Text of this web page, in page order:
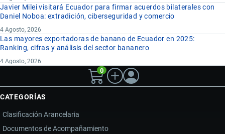
Javier Milei visitará Ecuador para firmar acuerdos bilaterales con
Daniel Noboa: extradición, ciberseguridad y comercio
4 Agosto, 2026
Las mayores exportadoras de banano de Ecuador en 2025:
Ranking, cifras y análisis del sector bananero
4 Agosto, 2026
0
CATEGORÍAS
Clasificación Arancelaria
Documentos de Acompañamiento